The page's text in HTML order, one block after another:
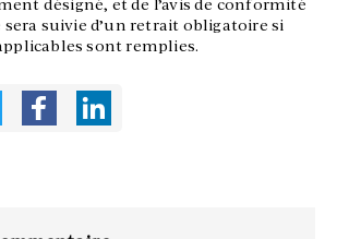
désigné, et de l’avis de conformité
sera suivie d’un retrait obligatoire si
sont remplies.